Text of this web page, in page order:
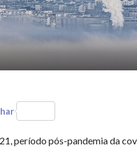
período pós-pandemia da